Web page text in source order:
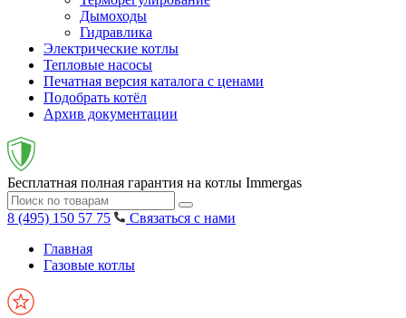
Дымоходы
Гидравлика
Электрические котлы
Тепловые насосы
Печатная версия каталога с ценами
Подобрать котёл
Архив документации
Бесплатная полная гарантия на котлы Immergas
8 (495) 150 57 75
Связаться с нами
Главная
Газовые котлы